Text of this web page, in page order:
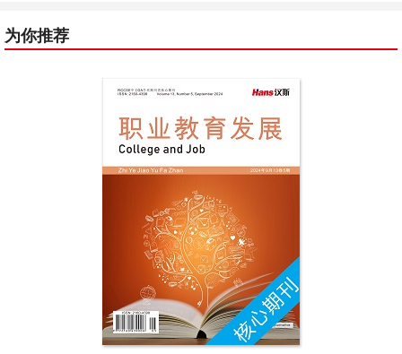
为你推荐